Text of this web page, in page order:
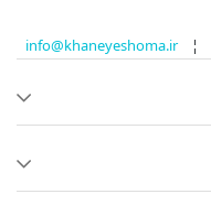
info@khaneyeshoma.ir¦